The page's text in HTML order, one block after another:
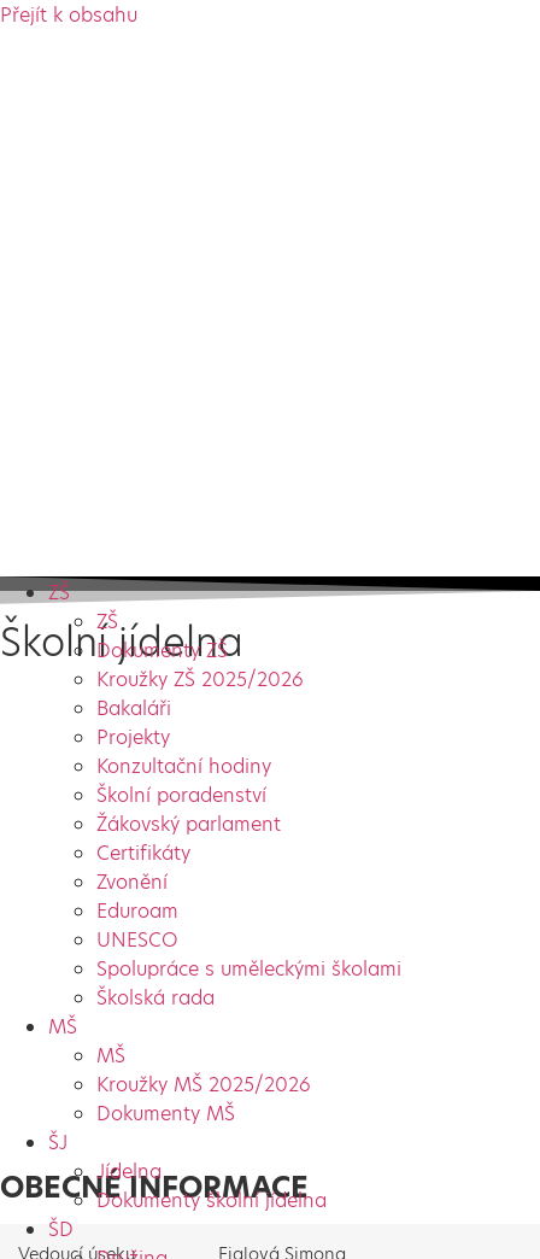
Přejít k obsahu
ZŠ
ZŠ
Dokumenty ZŠ
Kroužky ZŠ 2025/2026
Bakaláři
Projekty
Konzultační hodiny
Školní poradenství
Žákovský parlament
Certifikáty
Zvonění
Eduroam
UNESCO
Spolupráce s uměleckými školami
Školská rada
MŠ
MŠ
Kroužky MŠ 2025/2026
Dokumenty MŠ
ŠJ
Jídelna
Dokumenty školní jídelna
ŠD
Školní jídelna
OBECNÉ INFORMACE
Vedoucí úseku
Fialová Simona